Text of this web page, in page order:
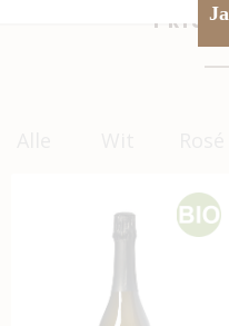
FRISJa